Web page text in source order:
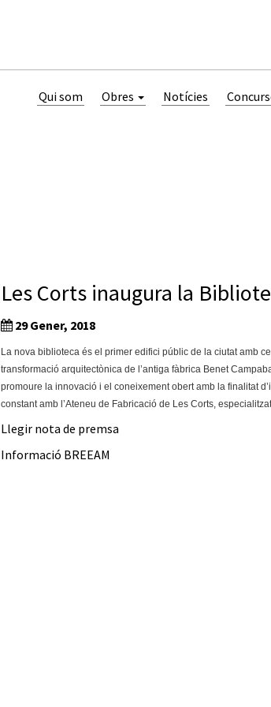
Qui som Obres Notícies
Les Corts inaugura la
29 Gener, 2018
La nova biblioteca és el primer edifici públic de la ciutat amb
transformació arquitectònica de l’antiga fàbrica Benet
promoure la innovació i el coneixement obert amb la finalitat
constant amb l’Ateneu de Fabricació de Les Corts,
Llegir nota de premsa
Informació BREEAM